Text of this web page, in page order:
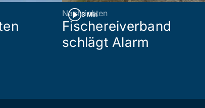
3 Min
Nachrichten
Fischereiverband
schlägt Alarm